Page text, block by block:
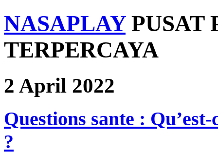
NASAPLAY PUSAT
TERPERCAYA
2 April 2022
Questions sante :
?